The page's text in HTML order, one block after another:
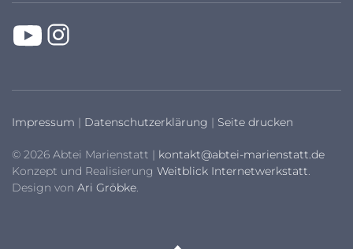
Impressum | Datenschutzerklärung | Seite drucken
© 2026 Abtei Marienstatt | kontakt@abtei-marienstatt.de
Konzept und Realisierung Weitblick Internetwerkstatt.
Design von Ari Gröbke.